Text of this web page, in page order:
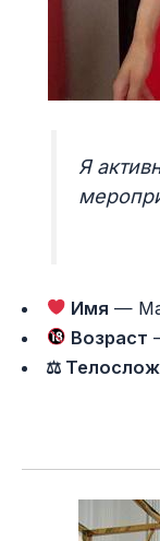
Я
Имя —
Возраст
⚖